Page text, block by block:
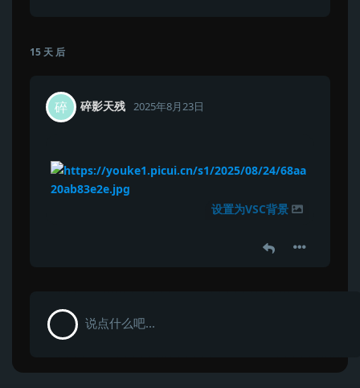
15 天 后
碎 碎影天残 2025年8月23日
设置为VSC背景
说点什么吧...